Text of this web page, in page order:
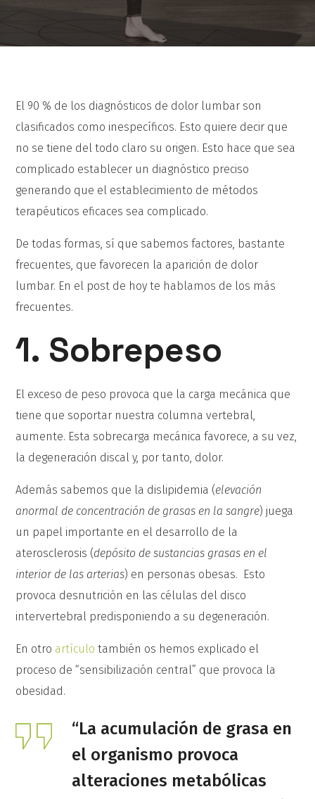
El 90 % de los diagnósticos de dolor lumbar son
clasificados como inespecíficos. Esto quiere decir que
no se tiene del todo claro su origen. Esto hace que sea
complicado establecer un diagnóstico preciso
generando que el establecimiento de métodos
terapéuticos eficaces sea complicado.
De todas formas, sí que sabemos factores, bastante
frecuentes, que favorecen la aparición de dolor
lumbar. En el post de hoy te hablamos de los más
frecuentes.
1. Sobrepeso
El exceso de peso provoca que la carga mecánica que
tiene que soportar nuestra columna vertebral,
aumente. Esta sobrecarga mecánica favorece, a su vez,
la degeneración discal y, por tanto, dolor.
Además sabemos que la dislipidemia (elevación
anormal de concentración de grasas en la sangre) juega
un papel importante en el desarrollo de la
aterosclerosis (depósito de sustancias grasas en el
interior de las arterias) en personas obesas. Esto
provoca desnutrición en las células del disco
intervertebral predisponiendo a su degeneración.
En otro artículo también os hemos explicado el
proceso de “sensibilización central” que provoca la
obesidad.
“La acumulación de grasa en
el organismo provoca
alteraciones metabólicas